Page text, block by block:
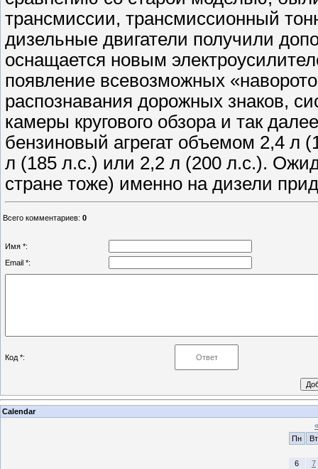
трансмиссии, трансмиссионный
дизельные двигатели получили
оснащается новым
появление всевозможных
распознавания дорожных знаков,
камеры кругового обзора и так
бензиновый агрегат объемом 2,4 л
л (185 л.с.) или 2,2 л (200 л.с.).
стране тоже) именно на дизели
Всего комментариев: 0
Имя *:
Email *:
Код *:
Calendar
«
Пн
Вт
6 7